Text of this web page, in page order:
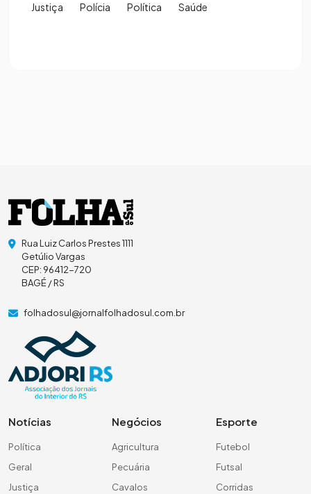
Justiça Polícia Política Saúde
Rua Luiz Carlos Prestes 1111
Getúlio Vargas
CEP: 96412-720
BAGÉ / RS
folhadosul@jornalfolhadosul.com.br
Notícias
Política
Geral
Justiça
Negócios
Agricultura
Pecuária
Cavalos
Esporte
Futebol
Futsal
Corridas